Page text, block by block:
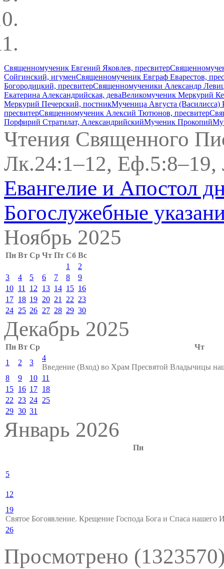
Священномученик Евгений Яковлев, пресвитер
Сойгинский, игуменСвященномученик Евграф Еварестов,
Богородицкий, пресвитерСвященномученики Александр
Екатерина Александрийская, деваВеликомученик Меркурий
Меркурий Печерский, постникМученица Августа (Василисса)
пресвитерСвященномученик Алексий Тютюнов, пресвитер
Порфирий Стратилат, АлександрийскийМученик Прокопий
Чтения Священного
Лк.24:1–12,
Евангелие и Апостол
Богослужебные
Ноябрь 2025
Пн Вт Ср Чт Пт Сб Вс
1
2
3
4 5 6 7 8
9
10 11 12 13 14 15 16
17 18 19 20 21 22 23
24 25 26 27 28 29 30
Декабрь 2025
Пн Вт Ср
Чт
1
2 3
4
Введение (Вход) во Храм Пресвятой Владычицы
8
9 10 11
15 16 17 18
22
23 24 25
29 30 31
Январь 2026
Пн
5
12
19
Святое Богоявление. Крещение Господа Бога и Спаса нашего
26
Просмотрено